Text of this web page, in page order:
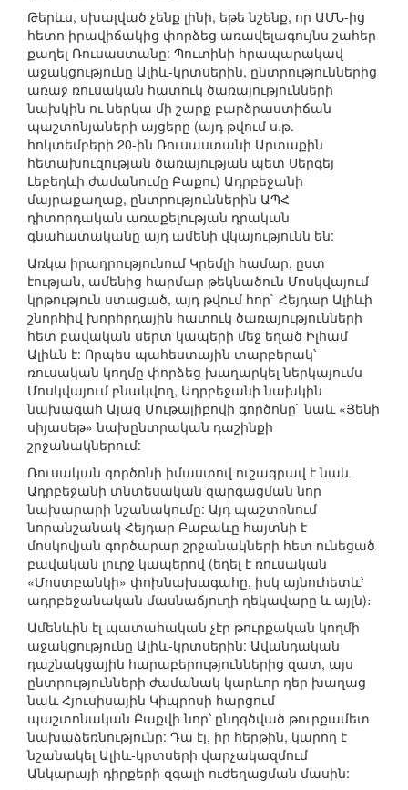
Թերևս, սխալված չենք լինի, եթե նշենք, որ ԱՄՆ-ից
հետո իրավիճակից փորձեց առավելագույնս շահեր
քաղել Ռուսաստանը: Պուտինի հրապարակավ
աջակցությունը Ալիև-կրտսերին, ընտրություններից
առաջ ռուսական հատուկ ծառայությունների
նախկին ու ներկա մի շարք բարձրաստիճան
պաշտոնյաների այցերը (այդ թվում ս.թ.
հոկտեմբերի 20-ին Ռուսաստանի Արտաքին
հետախուզության ծառայության պետ Սերգեյ
Լեբեդևի ժամանումը Բաքու) Ադրբեջանի
մայրաքաղաք, ընտրություններին ԱՊՀ
դիտորդական առաքելության դրական
գնահատականը այդ ամենի վկայությունն են:
Առկա իրադրությունում Կրեմլի համար, ըստ
էության, ամենից հարմար թեկնածուն Մոսկվայում
կրթություն ստացած, այդ թվում հոր` Հեյդար Ալիևի
շնորհիվ խորհրդային հատուկ ծառայությունների
հետ բավական սերտ կապերի մեջ եղած Իլհամ
Ալիևն է: Որպես պահեստային տարբերակ՝
ռուսական կողմը փորձեց խաղարկել ներկայումս
Մոսկվայում բնակվող, Ադրբեջանի նախկին
նախագահ Այազ Մութալիբովի գործոնը` նաև «Յենի
սիյասեթ» նախընտրական դաշինքի
շրջանակներում:
Ռուսական գործոնի իմաստով ուշագրավ է նաև
Ադրբեջանի տնտեսական զարգացման նոր
նախարարի նշանակումը: Այդ պաշտոնում
նորանշանակ Հեյդար Բաբաևը հայտնի է
մոսկովյան գործարար շրջանակների հետ ունեցած
բավական լուրջ կապերով (եղել է ռուսական
«Մոստբանկի» փոխնախագահը, իսկ այնուհետև՝
ադրբեջանական մասնաճյուղի ղեկավարը և այլն)։
Ամենևին էլ պատահական չէր թուրքական կողմի
աջակցությունը Ալիև-կրտսերին: Ավանդական
դաշնակցային հարաբերություններից զատ, այս
ընտրությունների ժամանակ կարևոր դեր խաղաց
նաև Հյուսիսային Կիպրոսի հարցում
պաշտոնական Բաքվի նոր՝ ընդգծված թուրքամետ
նախաձեռնությունը: Դա էլ, իր հերթին, կարող է
նշանակել Ալիև-կրտսերի վարչակազմում
Անկարայի դիրքերի զգալի ուժեղացման մասին: